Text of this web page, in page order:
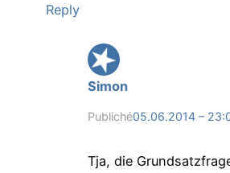
Reply
Simon
Publiché05.06.2014 –
Tja, die